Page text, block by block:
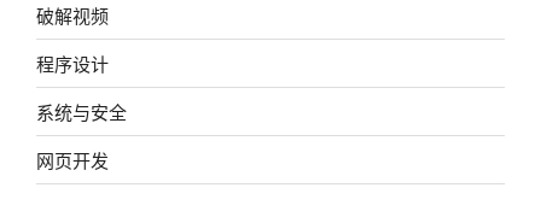
破解视频
程序设计
系统与安全
网页开发